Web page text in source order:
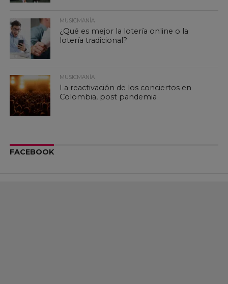
MUSICMANÍA
¿Qué es mejor la lotería online o la
lotería tradicional?
MUSICMANÍA
La reactivación de los conciertos en
Colombia, post pandemia
FACEBOOK